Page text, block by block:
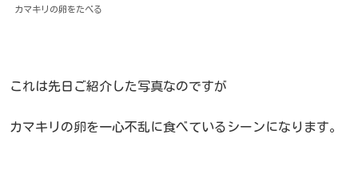
カマキリの卵をたべる
これは先日ご紹介した写真なのですが
カマキリの卵を一心不乱に食べているシーンになります。